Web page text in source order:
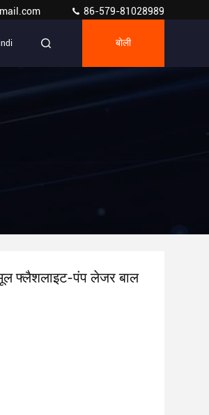
86-579-81028989
बोली
फ्लैशलाइट-पंप लेजर बाल